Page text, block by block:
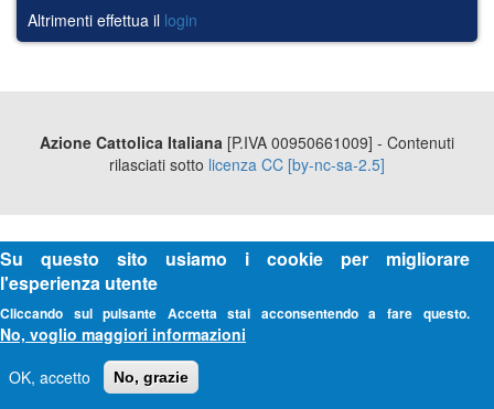
Altrimenti effettua il login
Azione Cattolica Italiana [P.IVA 00950661009] - Contenuti
rilasciati sotto licenza CC [by-nc-sa-2.5]
Su questo sito usiamo i cookie per migliorare
l'esperienza utente
Cliccando sul pulsante Accetta stai acconsentendo a fare questo.
No, voglio maggiori informazioni
OK, accetto
No, grazie